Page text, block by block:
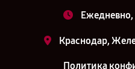
Ежедневно,
Краснодар,
Политика